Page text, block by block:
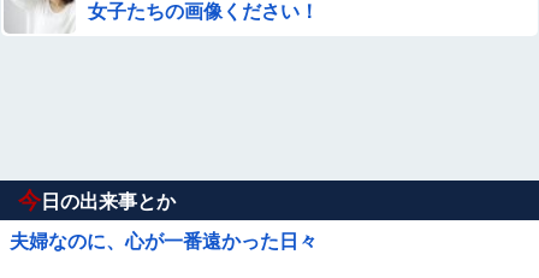
女子たちの画像ください！
今 日の出来事とか
夫婦なのに、心が一番遠かった日々